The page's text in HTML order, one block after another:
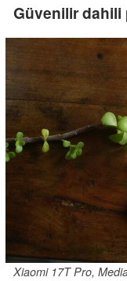
Güvenilir dahili
Xiaomi 17T Pro,